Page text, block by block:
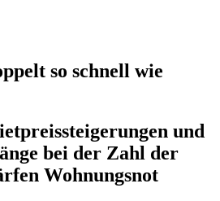
so schnell wie
und
bei der Zahl der
Wohnungsnot